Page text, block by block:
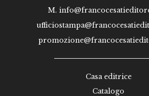
M.
Casa editrice
Catalogo